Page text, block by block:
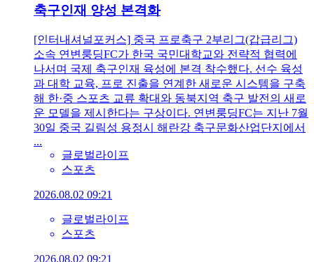
축구인재 양성 본격화
[인터내셔널포커스] 중국 프로축구 2부리그(갑급리그)
소속 연변룽딩FC가 한국 국민대학교와 전략적 협력에
나서며 국제 축구인재 육성에 본격 착수했다. 선수 육성
과 대학 교육, 프로 진출을 연계한 새로운 시스템을 구축
해 한·중 스포츠 교류 확대와 동북지역 축구 발전의 새로
운 모델을 제시한다는 구상이다. 연변룽딩FC는 지난 7월
30일 중국 길림성 용정시 해란강 축구문화산업단지에서
...
글로벌라이프
스포츠
2026.08.02 09:21
글로벌라이프
스포츠
2026.08.02 09:21